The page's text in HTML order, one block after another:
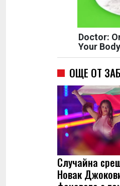
Doctor:
Your
ОЩЕ ОТ
Случайна
Новак